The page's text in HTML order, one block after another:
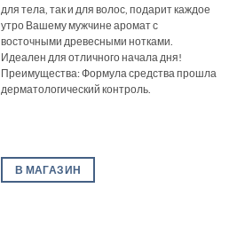
для тела, так и для волос, подарит каждое
утро Вашему мужчине аромат с
восточными древесными нотками.
Идеален для отличного начала дня!
Преимущества: Формула средства прошла
дерматологический контроль.
В МАГАЗИН